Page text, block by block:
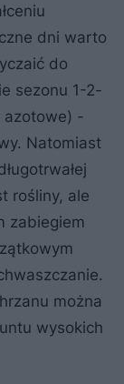
dni warto
do
sezonu 1-2-
azotowe) -
Natomiast
rośliny, ale
zabiegiem
można
wysokich